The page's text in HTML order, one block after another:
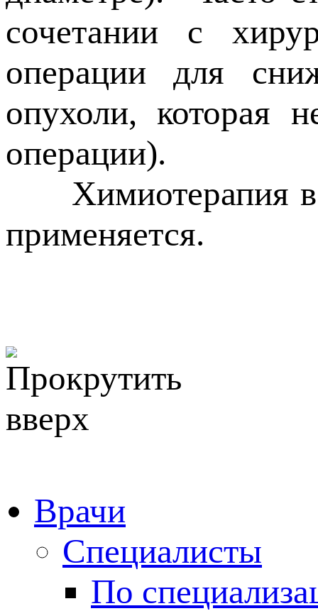
сочетании с
операции для
опухоли, которая
операции).
Химиотерапия в
применяется.
Врачи
Специалисты
По